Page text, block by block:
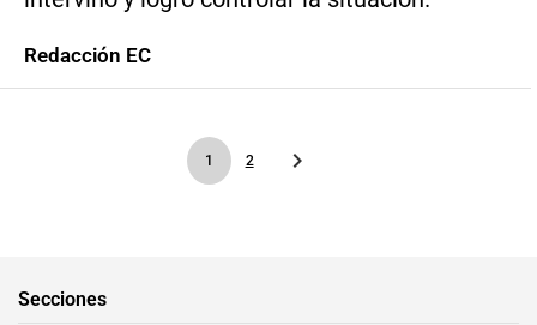
Redacción EC
1 2
Secciones